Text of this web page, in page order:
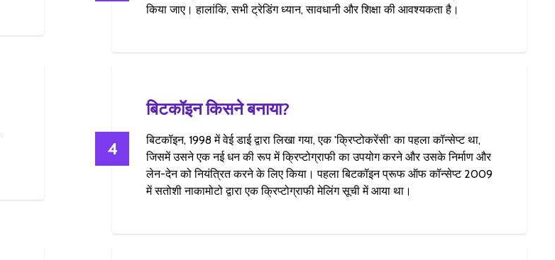
किया जाए। हालांकि, सभी ट्रेडिंग ध्यान, सावधानी और शिक्षा की आवश्यकता है।
4
बिटकॉइन किसने बनाया?
बिटकॉइन, 1998 में वेई डाई द्वारा लिखा गया, एक 'क्रिप्टोकरेंसी' का पहला कॉन्सेप्ट था,
जिसमें उसने एक नई धन की रूप में क्रिप्टोग्राफी का उपयोग करने और उसके निर्माण और
लेन-देन को नियंत्रित करने के लिए किया। पहला बिटकॉइन प्रूफ ऑफ कॉन्सेप्ट 2009
में सतोशी नाकामोटो द्वारा एक क्रिप्टोग्राफी मेलिंग सूची में आया था।